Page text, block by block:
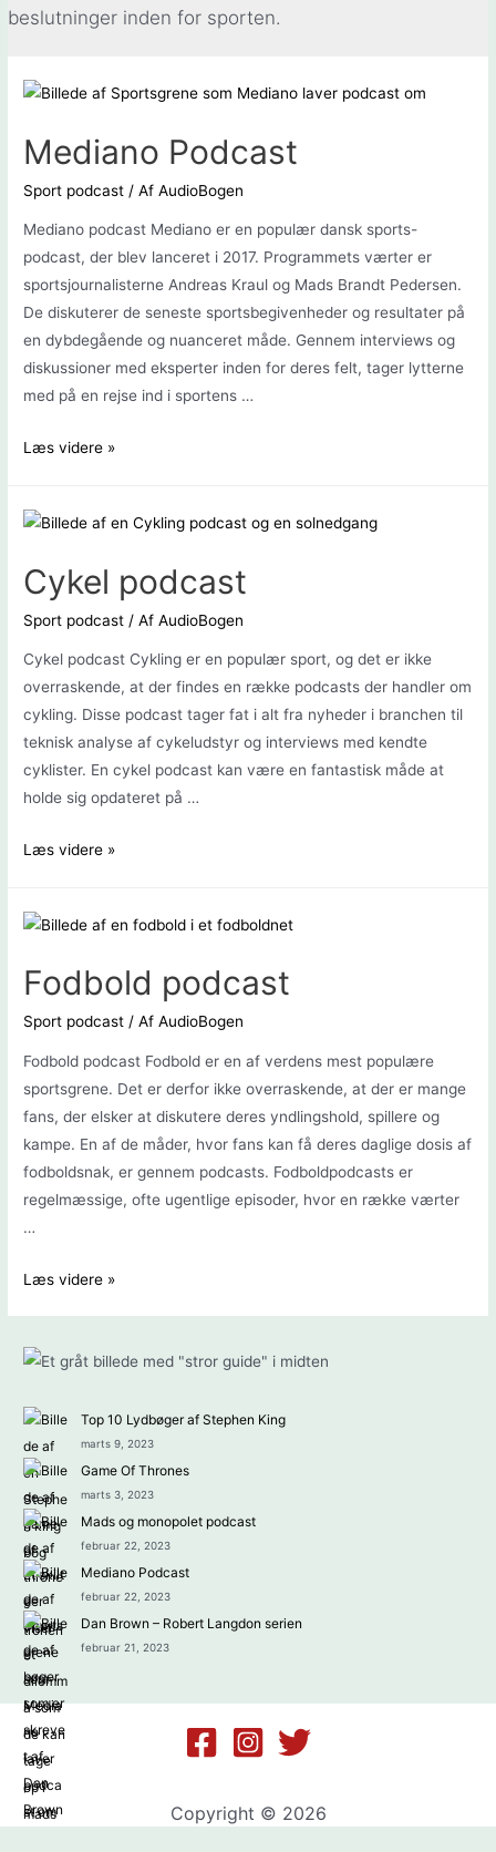
beslutninger inden for sporten.
Mediano Podcast
Sport podcast / AfAudioBogen
Mediano podcast Mediano er en populær dansk sports-
podcast, der blev lanceret i 2017. Programmets værter er
sportsjournalisterne Andreas Kraul og Mads Brandt Pedersen.
De diskuterer de seneste sportsbegivenheder og resultater på
en dybdegående og nuanceret måde. Gennem interviews og
diskussioner med eksperter inden for deres felt, tager lytterne
med på en rejse ind i sportens …
Mediano
Læs videre »
Cykel podcast
Sport podcast / AfAudioBogen
Cykel podcast Cykling er en populær sport, og det er ikke
overraskende, at der findes en række podcasts der handler om
cykling. Disse podcast tager fat i alt fra nyheder i branchen til
teknisk analyse af cykeludstyr og interviews med kendte
cyklister. En cykel podcast kan være en fantastisk måde at
holde sig opdateret på …
Cykel
Læs videre »
Fodbold podcast
Sport podcast / AfAudioBogen
Fodbold podcast Fodbold er en af ​​verdens mest populære
sportsgrene. Det er derfor ikke overraskende, at der er mange
fans, der elsker at diskutere deres yndlingshold, spillere og
kampe. En af de måder, hvor fans kan få deres daglige dosis af
fodboldsnak, er gennem podcasts. Fodboldpodcasts er
regelmæssige, ofte ugentlige episoder, hvor en række værter
…
Fodbold
Læs videre »
Top 10 Lydbøger af Stephen King
marts 9, 2023
Game Of Thrones
marts 3, 2023
Mads og monopolet podcast
februar 22, 2023
Mediano Podcast
februar 22, 2023
Dan Brown – Robert Langdon serien
februar 21, 2023
Copyright © 2026